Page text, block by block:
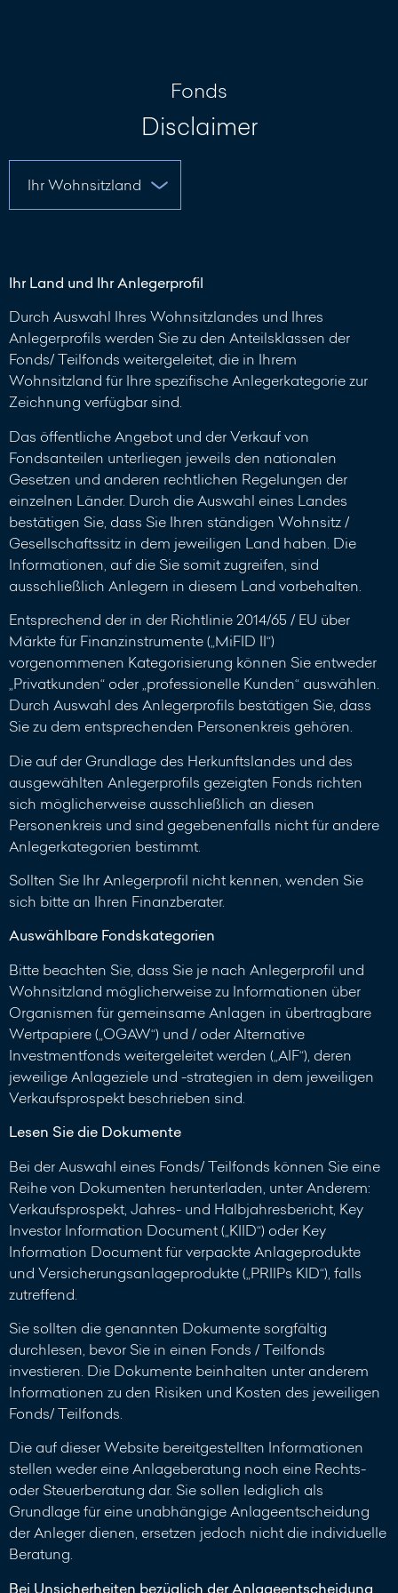
Fonds
Disclaimer
Ihr Land und Ihr Anlegerprofil
Durch Auswahl Ihres Wohnsitzlandes und Ihres
Anlegerprofils werden Sie zu den Anteilsklassen der
Fonds/ Teilfonds weitergeleitet, die in Ihrem
Wohnsitzland für Ihre spezifische Anlegerkategorie zur
Zeichnung verfügbar sind.
Das öffentliche Angebot und der Verkauf von
Fondsanteilen unterliegen jeweils den nationalen
Gesetzen und anderen rechtlichen Regelungen der
einzelnen Länder. Durch die Auswahl eines Landes
bestätigen Sie, dass Sie Ihren ständigen Wohnsitz /
Gesellschaftssitz in dem jeweiligen Land haben. Die
Informationen, auf die Sie somit zugreifen, sind
ausschließlich Anlegern in diesem Land vorbehalten.
Entsprechend der in der Richtlinie 2014/65 / EU über
Märkte für Finanzinstrumente („MiFID II“)
vorgenommenen Kategorisierung können Sie entweder
„Privatkunden“ oder „professionelle Kunden“ auswählen.
Durch Auswahl des Anlegerprofils bestätigen Sie, dass
Sie zu dem entsprechenden Personenkreis gehören.
Die auf der Grundlage des Herkunftslandes und des
ausgewählten Anlegerprofils gezeigten Fonds richten
sich möglicherweise ausschließlich an diesen
Personenkreis und sind gegebenenfalls nicht für andere
Anlegerkategorien bestimmt.
Sollten Sie Ihr Anlegerprofil nicht kennen, wenden Sie
sich bitte an Ihren Finanzberater.
Auswählbare Fondskategorien
Bitte beachten Sie, dass Sie je nach Anlegerprofil und
Wohnsitzland möglicherweise zu Informationen über
Organismen für gemeinsame Anlagen in übertragbare
Wertpapiere („OGAW“) und / oder Alternative
Investmentfonds weitergeleitet werden („AIF“), deren
jeweilige Anlageziele und -strategien in dem jeweiligen
Verkaufsprospekt beschrieben sind.
Lesen Sie die Dokumente
Bei der Auswahl eines Fonds/ Teilfonds können Sie eine
Reihe von Dokumenten herunterladen, unter Anderem:
Verkaufsprospekt, Jahres- und Halbjahresbericht, Key
Investor Information Document („KIID“) oder Key
Information Document für verpackte Anlageprodukte
und Versicherungsanlageprodukte („PRIIPs KID“), falls
zutreffend.
Sie sollten die genannten Dokumente sorgfältig
durchlesen, bevor Sie in einen Fonds / Teilfonds
investieren. Die Dokumente beinhalten unter anderem
Informationen zu den Risiken und Kosten des jeweiligen
Fonds/ Teilfonds.
Die auf dieser Website bereitgestellten Informationen
stellen weder eine Anlageberatung noch eine Rechts-
oder Steuerberatung dar. Sie sollen lediglich als
Grundlage für eine unabhängige Anlageentscheidung
der Anleger dienen, ersetzen jedoch nicht die individuelle
Beratung.
Bei Unsicherheiten bezüglich der Anlageentscheidung